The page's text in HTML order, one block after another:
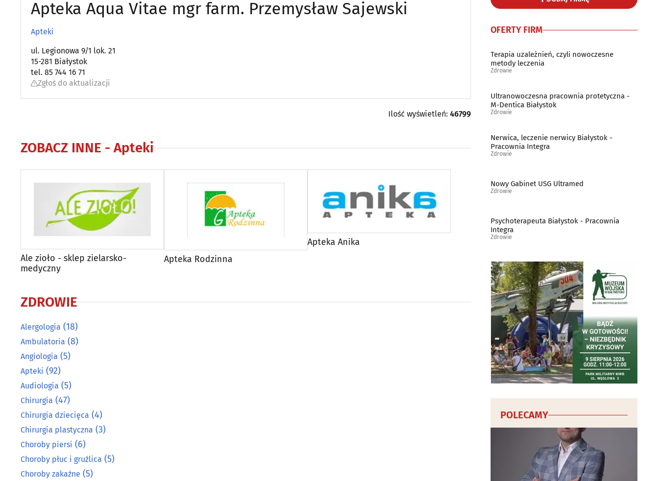
Apteka Aqua Vitae mgr farm. Przemysław Sajewski
Apteki
ul. Legionowa 9/1 lok. 21
15-281 Białystok
tel. 85 744 16 71
Zgłoś do aktualizacji
Ilość wyświetleń: 46799
ZOBACZ INNE - Apteki
Ale zioło - sklep zielarsko-
medyczny
Apteka Rodzinna
Apteka Anika
ZDROWIE
Alergologia (18)
Ambulatoria (8)
Angiologia (5)
Apteki (92)
Audiologia (5)
Chirurgia (47)
Chirurgia dziecięca (4)
Chirurgia plastyczna (3)
Choroby piersi (6)
Choroby płuc i gruźlica (5)
Choroby zakaźne (5)
OFERTY FIRM
Terapia uzależnień, czyli nowoczesne
metody leczenia
Zdrowie
Ultranowoczesna pracownia protetyczna -
M-Dentica Białystok
Zdrowie
Nerwica, leczenie nerwicy Białystok -
Pracownia Integra
Zdrowie
Nowy Gabinet USG Ultramed
Zdrowie
Psychoterapeuta Białystok - Pracownia
Integra
Zdrowie
POLECAMY